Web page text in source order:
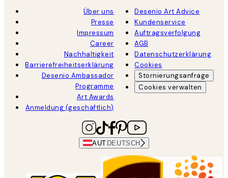
Über uns
Presse
Impressum
Career
Nachhaltigkeit
Barrierefreiheitserklärung
Desenio Ambassador
Programme
Art Awards
Anmeldung (geschäftlich)
Desenio Art Advice
Kundenservice
Auftragsverfolgung
AGB
Datenschutzerklärung
Cookies
Stornierungsanfrage
Cookies verwalten
AUT DEUTSCH